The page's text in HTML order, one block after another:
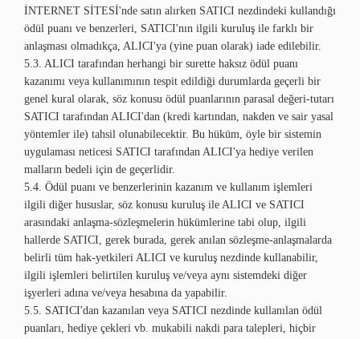
İNTERNET SİTESİ'nde satın alırken SATICI nezdindeki kullandığı
ödül puanı ve benzerleri, SATICI'nın ilgili kuruluş ile farklı bir
anlaşması olmadıkça, ALICI'ya (yine puan olarak) iade edilebilir.
5.3. ALICI tarafından herhangi bir surette haksız ödül puanı
kazanımı veya kullanımının tespit edildiği durumlarda geçerli bir
genel kural olarak, söz konusu ödül puanlarının parasal değeri-tutarı
SATICI tarafından ALICI'dan (kredi kartından, nakden ve sair yasal
yöntemler ile) tahsil olunabilecektir. Bu hüküm, öyle bir sistemin
uygulaması neticesi SATICI tarafından ALICI'ya hediye verilen
malların bedeli için de geçerlidir.
5.4. Ödül puanı ve benzerlerinin kazanım ve kullanım işlemleri
ilgili diğer hususlar, söz konusu kuruluş ile ALICI ve SATICI
arasındaki anlaşma-sözleşmelerin hükümlerine tabi olup, ilgili
hallerde SATICI, gerek burada, gerek anılan sözleşme-anlaşmalarda
belirli tüm hak-yetkileri ALICI ve kuruluş nezdinde kullanabilir,
ilgili işlemleri belirtilen kuruluş ve/veya aynı sistemdeki diğer
işyerleri adına ve/veya hesabına da yapabilir.
5.5. SATICI'dan kazanılan veya SATICI nezdinde kullanılan ödül
puanları, hediye çekleri vb. mukabili nakdi para talepleri, hiçbir